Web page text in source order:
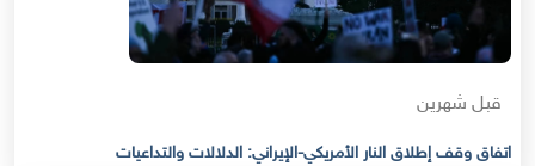
قبل شهرين
اتفاق وقف إطلاق النار الأمريكي-الإيراني: الدلالات والتداعيات